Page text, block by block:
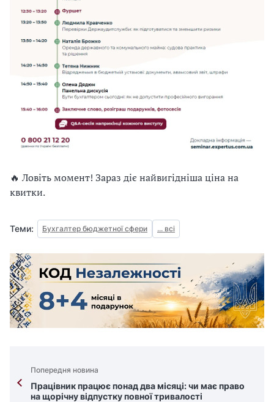
🔥 Ловіть момент! Зараз діє найвигідніша ціна на
квитки.
Теми: Бухгалтер бюджетної сфери ... всі
Попередня новина
Працівник працює понад два місяці: чи має право
на щорічну відпустку повної тривалості